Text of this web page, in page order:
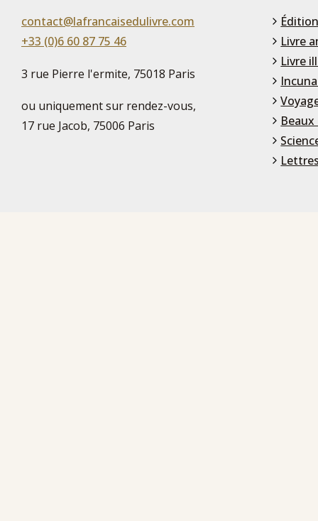
contact@lafrancaisedulivre.com
+33 (0)6 60 87 75 46
3 rue Pierre l'ermite, 75018 Paris
ou uniquement sur rendez-vous,
17 rue Jacob, 75006 Paris
Livre
Livre